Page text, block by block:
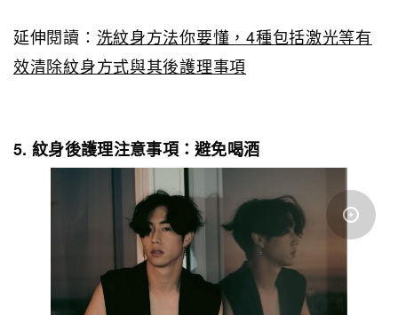
延伸閱讀： 洗紋身方法你要懂，4種包括激光等有
效清除紋身方式與其後護理事項
5. 紋身後護理注意事項：避免喝酒